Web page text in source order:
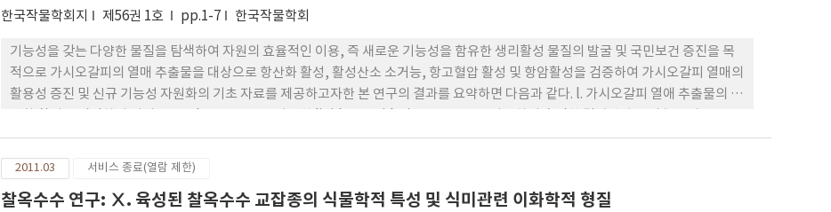
한국작물학회지 제56권 1호 pp.1-7 한국작물학회
기능성을 갖는 다양한 물질을 탐색하여 자원의 효율적인 이용, 즉 새로운 기능성을 함유한 생리활성 물질의 발굴 및 국민보건 증진을 목
적으로 가시오갈피의 열매 추출물을 대상으로 항산화 활성, 활성산소 소거능, 항고혈압 활성 및 항암활성을 검증하여 가시오갈피 열매의
활용성 증진 및 신규 기능성 자원화의 기초 자료를 제공하고자한 본 연구의 결과를 요약하면 다음과 같다. l. 가시오갈피 열애 추출물의 항
10ug/mL 수준에서부터 뚜렷한 항산화 활성을 나타내였으며, 모든 농도에서 활성평가의 대조구인 α-tocopherol보다 높은 항산화 활
성을 나타내었다. 반면 자유 라디칼 소거 활성에서는 11.24ug/mL 의 항산화 활성 (IC50)을 나타내어 대조시약인 α-tocopherol이나
BHT와 유사한 소거 활성을 나타내었다. 2. 가시오갈피 열매 추출물의 xanthine oxidase 활성 억제 효과를 검토한 결과 xanthine
oxidase 활성을 50% 저해하는 데 필요한 농도는 약 36.9ug/mL 로 대조 활성물질인(+)-catechin에는 미치지는 못하나 상당히 높은
2011.03 서비스 종료(열람 제한)
찰옥수수 연구: Ⅹ. 육성된 찰옥수수 교잡종의 식물학적 특성 및 식미관련 이화학적 형질